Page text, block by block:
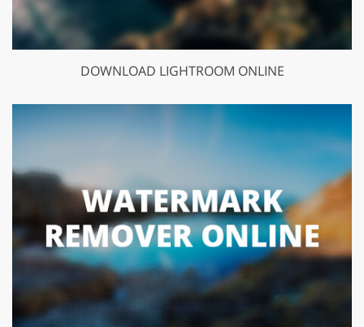
DOWNLOAD LIGHTROOM ONLINE